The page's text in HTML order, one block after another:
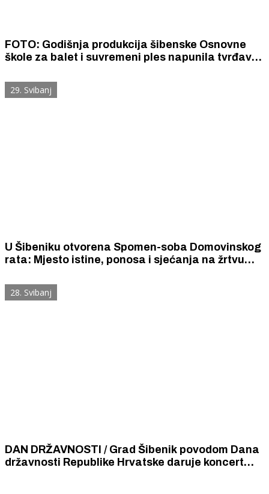
FOTO: Godišnja produkcija šibenske Osnovne
škole za balet i suvremeni ples napunila tvrđavu
29. Svibanj
U Šibeniku otvorena Spomen-soba Domovinskog
rata: Mjesto istine, ponosa i sjećanja na žrtvu
28. Svibanj
DAN DRŽAVNOSTI / Grad Šibenik povodom Dana
državnosti Republike Hrvatske daruje koncert